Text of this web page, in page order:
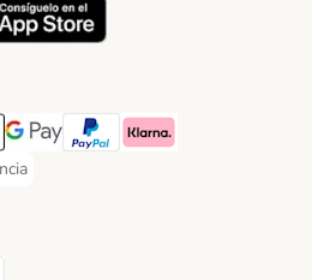
Payment Method
Payment Method
Google Pay Payment Method
PayPal Payment Method
Klarna Payment Method
Payment Method
Method
Method